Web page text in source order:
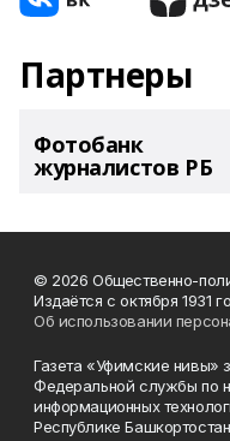
Партнеры
Фотобанк
журналистов РБ
© 2026 Общественно-
Издаётся с октября 1931
Об использовании
Газета «Уфимские нивы»
Федеральной службы по
информационных
Республике